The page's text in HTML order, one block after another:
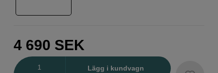
4 690 SEK
Lägg i kundvagn